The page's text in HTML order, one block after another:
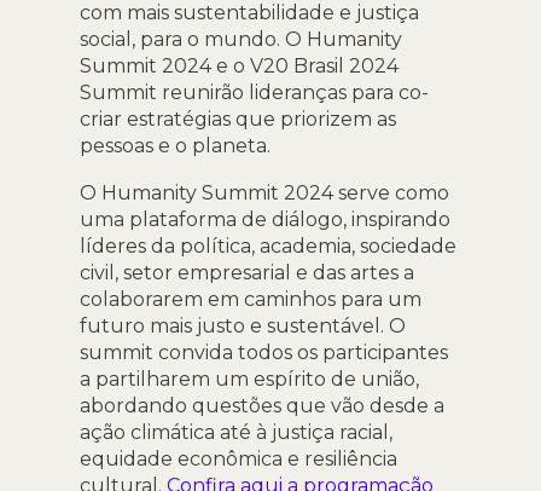
com mais sustentabilidade e justiça
social, para o mundo. O Humanity
Summit 2024 e o V20 Brasil 2024
Summit reunirão lideranças para co-
criar estratégias que priorizem as
pessoas e o planeta.
O Humanity Summit 2024 serve como
uma plataforma de diálogo, inspirando
líderes da política, academia, sociedade
civil, setor empresarial e das artes a
colaborarem em caminhos para um
futuro mais justo e sustentável. O
summit convida todos os participantes
a partilharem um espírito de união,
abordando questões que vão desde a
ação climática até à justiça racial,
equidade econômica e resiliência
cultural. Confira aqui a programação